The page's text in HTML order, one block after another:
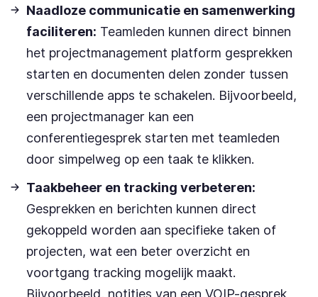
Naadloze communicatie en samenwerking
faciliteren: Teamleden kunnen direct binnen
het projectmanagement platform gesprekken
starten en documenten delen zonder tussen
verschillende apps te schakelen. Bijvoorbeeld,
een projectmanager kan een
conferentiegesprek starten met teamleden
door simpelweg op een taak te klikken.
Taakbeheer en tracking verbeteren:
Gesprekken en berichten kunnen direct
gekoppeld worden aan specifieke taken of
projecten, wat een beter overzicht en
voortgang tracking mogelijk maakt.
Bijvoorbeeld, notities van een VOIP-gesprek